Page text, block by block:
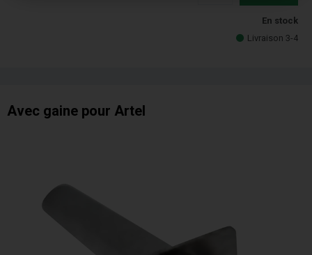
En stock
Livraison 3-4
Avec gaine pour Artel